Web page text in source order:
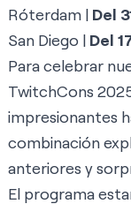
Róterdam | Del
San Diego | Del
Para celebrar
TwitchCons
impresionantes
combinación
anteriores y
El programa